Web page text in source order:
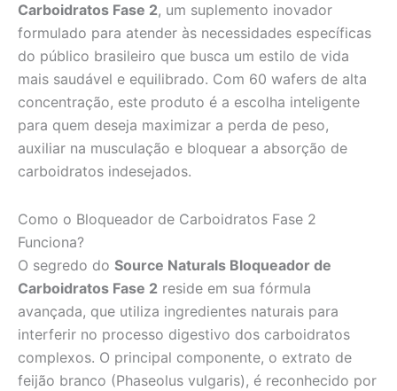
Carboidratos Fase 2, um suplemento inovador
formulado para atender às necessidades específicas
do público brasileiro que busca um estilo de vida
mais saudável e equilibrado. Com 60 wafers de alta
concentração, este produto é a escolha inteligente
para quem deseja maximizar a perda de peso,
auxiliar na musculação e bloquear a absorção de
carboidratos indesejados.
Como o Bloqueador de Carboidratos Fase 2
Funciona?
O segredo do Source Naturals Bloqueador de
Carboidratos Fase 2 reside em sua fórmula
avançada, que utiliza ingredientes naturais para
interferir no processo digestivo dos carboidratos
complexos. O principal componente, o extrato de
feijão branco (Phaseolus vulgaris), é reconhecido por